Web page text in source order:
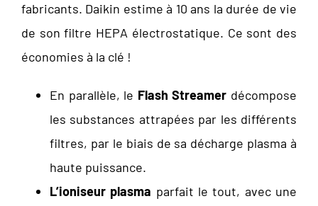
fabricants. Daikin estime à 10 ans la durée de vie
de son filtre HEPA électrostatique. Ce sont des
économies à la clé !
En parallèle, le Flash Streamer décompose
les substances attrapées par les différents
filtres, par le biais de sa décharge plasma à
haute puissance.
L’ioniseur plasma parfait le tout, avec une